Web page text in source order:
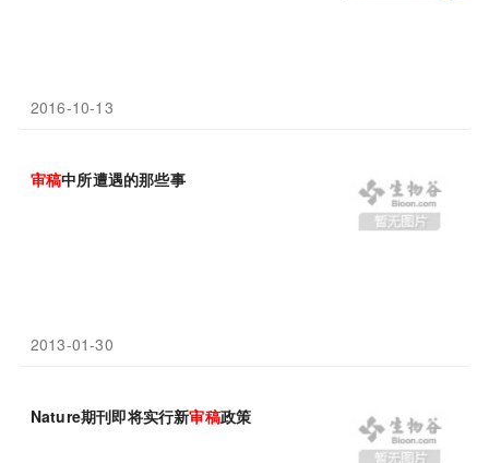
2016-10-13
审稿中所遭遇的那些事
2013-01-30
Nature期刊即将实行新审稿政策